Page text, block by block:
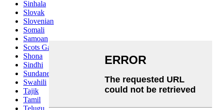
Sinhala
Slovak
Slovenian
Somali
Samoan
Scots Gaelic
Shona
Sindhi
Sundanese
Swahili
Tajik
Tamil